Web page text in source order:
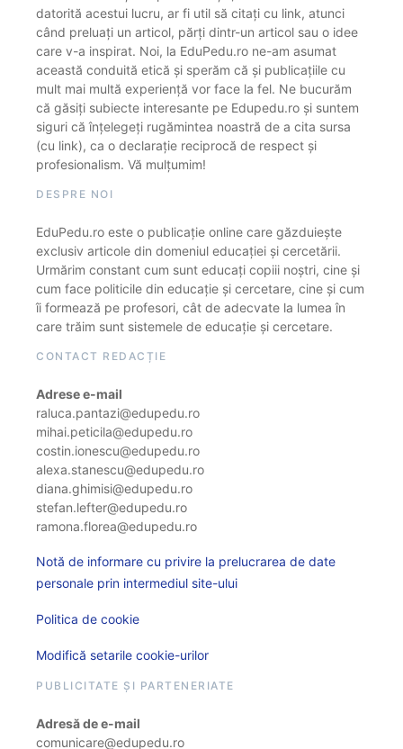
datorită acestui lucru, ar fi util să citați cu link, atunci
când preluați un articol, părți dintr-un articol sau o idee
care v-a inspirat. Noi, la EduPedu.ro ne-am asumat
această conduită etică și sperăm că și publicațiile cu
mult mai multă experiență vor face la fel. Ne bucurăm
că găsiți subiecte interesante pe Edupedu.ro și suntem
siguri că înțelegeți rugămintea noastră de a cita sursa
(cu link), ca o declarație reciprocă de respect și
profesionalism. Vă mulțumim!
DESPRE NOI
EduPedu.ro este o publicație online care găzduiește
exclusiv articole din domeniul educației și cercetării.
Urmărim constant cum sunt educați copiii noștri, cine și
cum face politicile din educație și cercetare, cine și cum
îi formează pe profesori, cât de adecvate la lumea în
care trăim sunt sistemele de educație și cercetare.
CONTACT REDACȚIE
Adrese e-mail
raluca.pantazi@edupedu.ro
mihai.peticila@edupedu.ro
costin.ionescu@edupedu.ro
alexa.stanescu@edupedu.ro
diana.ghimisi@edupedu.ro
stefan.lefter@edupedu.ro
ramona.florea@edupedu.ro
Notă de informare cu privire la prelucrarea de date
personale prin intermediul site-ului
Politica de cookie
Modifică setarile cookie-urilor
PUBLICITATE ȘI PARTENERIATE
Adresă de e-mail
comunicare@edupedu.ro